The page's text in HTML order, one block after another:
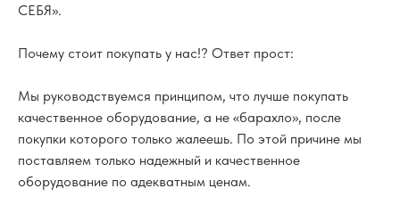
СЕБЯ».
Почему стоит покупать у нас!? Ответ прост:
Мы руководствуемся принципом, что лучше покупать
качественное оборудование, а не «барахло», после
покупки которого только жалеешь. По этой причине мы
поставляем только надежный и качественное
оборудование по адекватным ценам.